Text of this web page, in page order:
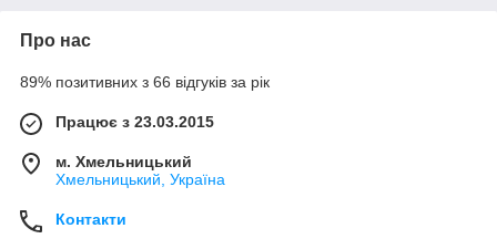
Про нас
89% позитивних з 66 відгуків за рік
Працює з 23.03.2015
м. Хмельницький
Хмельницький, Україна
Контакти